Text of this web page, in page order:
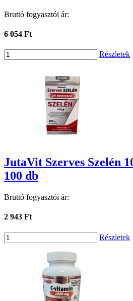
Bruttó fogyasztói ár:
6 054 Ft
Részletek
JutaVit Szerves Szelén
100 db
Bruttó fogyasztói ár:
2 943 Ft
Részletek